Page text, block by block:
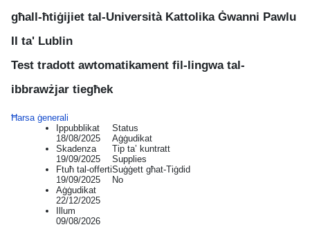
għall-ħtiġijiet tal-Università Kattolika Ġwanni Pawlu
II ta' Lublin
Test tradott awtomatikament fil-lingwa tal-
ibbrawżjar tiegħek
Ħarsa ġenerali
Ippubblikat
18/08/2025
Skadenza
19/09/2025
Ftuħ tal-offerti
19/09/2025
Aġġudikat
22/12/2025
Illum
09/08/2026
Status
Aġġudikat
Tip ta’ kuntratt
Supplies
Suġġett għat-Tiġdid
No